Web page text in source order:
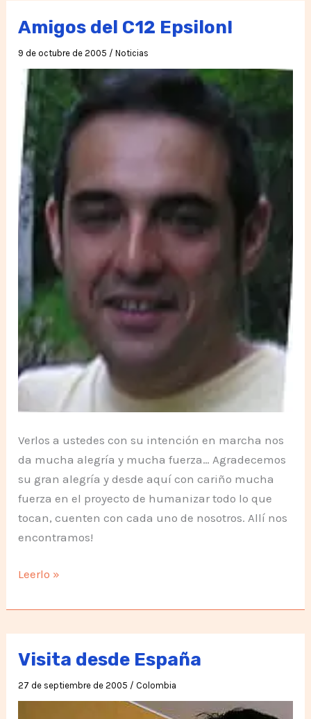
Amigos del C12 Epsilon!
9 de octubre de 2005 /Noticias
Verlos a ustedes con su intención en marcha nos
da mucha alegría y mucha fuerza… Agradecemos
su gran alegría y desde aquí con cariño mucha
fuerza en el proyecto de humanizar todo lo que
tocan, cuenten con cada uno de nosotros. Allí nos
encontramos!
Amigos
C12
Epsilon!
Leerlo »
Visita desde España
27 de septiembre de 2005 / Colombia